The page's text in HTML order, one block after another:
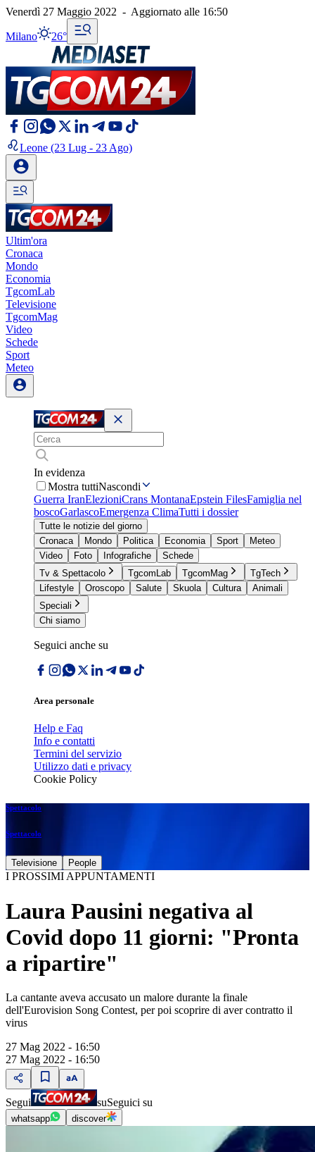
Venerdì 27 Maggio 2022 - Aggiornato alle 16:50
Milano 26°
Leone (23 Lug - 23 Ago)
Ultim'ora
Cronaca
Mondo
Economia
TgcomLab
Televisione
TgcomMag
Video
Schede
Sport
Meteo
In evidenza
Mostra tuttiNascondi
Guerra IranElezioniCrans MontanaEpstein FilesFamiglia nel
boscoGarlascoEmergenza ClimaTutti i dossier
Tutte le notizie del giorno
Cronaca
Mondo Politica Economia Sport
Meteo
Video
Foto Infografiche
Schede
Tv & Spettacolo
TgcomLab TgcomMag
TgTech
Lifestyle
Oroscopo Salute Skuola Cultura
Animali
Speciali
Chi siamo
Seguici anche su
Area personale
Help e Faq
Info e contatti
Termini del servizio
Utilizzo dati e privacy
Cookie Policy
Spettacolo
Spettacolo
Televisione People
I PROSSIMI APPUNTAMENTI
Laura Pausini negativa al
Covid dopo 11 giorni: "Pronta
a ripartire"
La cantante aveva accusato un malore durante la finale
dell'Eurovision Song Contest, per poi scoprire di aver contratto il
virus
27 Mag 2022 - 16:50
27 Mag 2022 - 16:50
Segui suSeguici su
whatsapp discover